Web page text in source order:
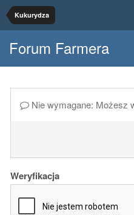
Kukurydza
Forum Farmera
Nie wymagane: Możesz
Weryfikacja